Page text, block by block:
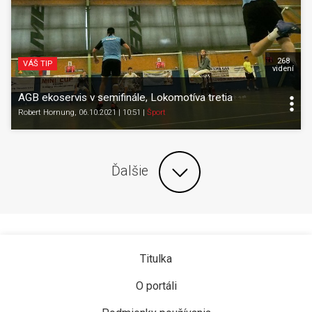
VÁŠ TIP
AGB ekoservis v semifinále, Lokomotíva tretia
Robert Hornung, 06.10.2021 | 10:51 | Šport
268
videní
Ďalšie
Titulka
O portáli